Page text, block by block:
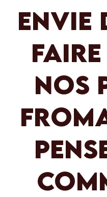
ENVIE
NOS